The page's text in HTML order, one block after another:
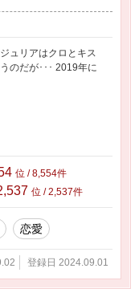
ュリアはクロとキス
のだが･･･ 2019年に
位 / 8,554件
位 / 2,537件
恋愛
登録日 2024.09.01